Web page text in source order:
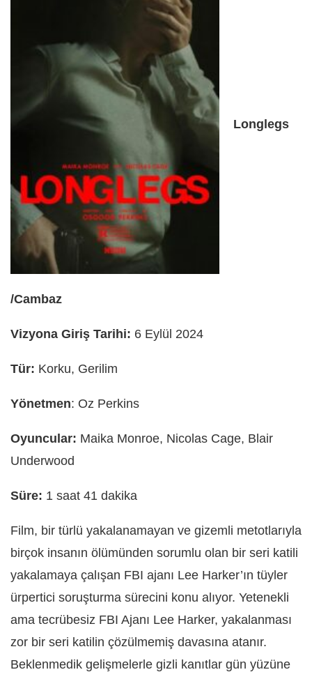
Longlegs
/Cambaz
Vizyona Giriş Tarihi: 6 Eylül 2024
Tür: Korku, Gerilim
Yönetmen: Oz Perkins
Oyuncular: Maika Monroe, Nicolas Cage, Blair
Underwood
Süre: 1 saat 41 dakika
Film, bir türlü yakalanamayan ve gizemli metotlarıyla
birçok insanın ölümünden sorumlu olan bir seri katili
yakalamaya çalışan FBI ajanı Lee Harker’ın tüyler
ürpertici soruşturma sürecini konu alıyor. Yetenekli
ama tecrübesiz FBI Ajanı Lee Harker, yakalanması
zor bir seri katilin çözülmemiş davasına atanır.
Beklenmedik gelişmelerle gizli kanıtlar gün yüzüne